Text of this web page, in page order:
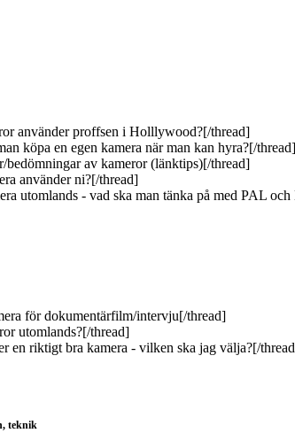
använder proffsen i Holllywood?[/thread]
köpa en egen kamera när man kan hyra?[/thread]
bedömningar av kameror (länktips)[/thread]
använder ni?[/thread]
utomlands - vad ska man tänka på med PAL
för dokumentärfilm/intervju[/thread]
utomlands?[/thread]
en riktigt bra kamera - vilken ska jag välja?[/
teknik